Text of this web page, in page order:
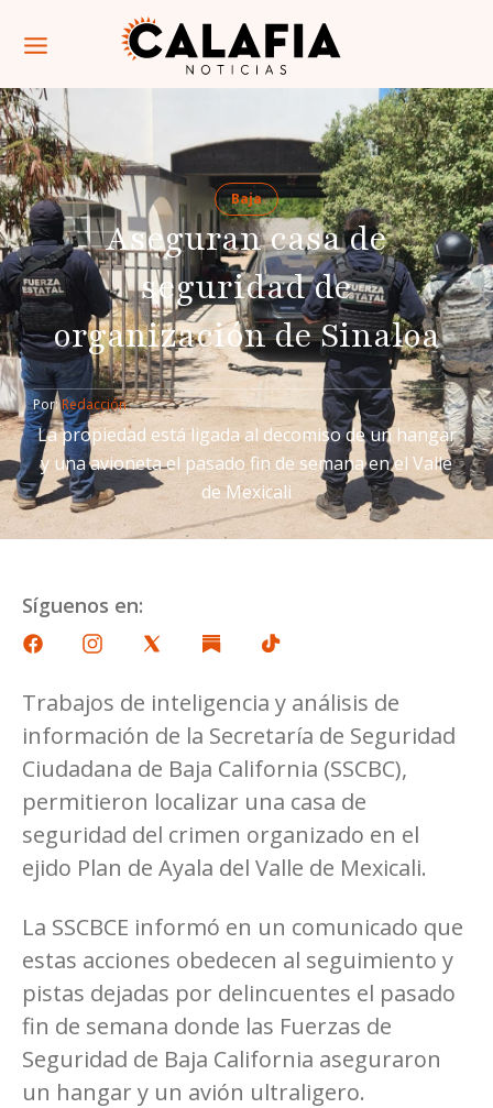
Baja
Aseguran casa de
seguridad de
organización de Sinaloa
Por: Redacción
La propiedad está ligada al decomiso de un hangar
y una avioneta el pasado fin de semana en el Valle
de Mexicali
Síguenos en:
Trabajos de inteligencia y análisis de
información de la Secretaría de Seguridad
Ciudadana de Baja California (SSCBC),
permitieron localizar una casa de
seguridad del crimen organizado en el
ejido Plan de Ayala del Valle de Mexicali.
La SSCBCE informó en un comunicado que
estas acciones obedecen al seguimiento y
pistas dejadas por delincuentes el pasado
fin de semana donde las Fuerzas de
Seguridad de Baja California aseguraron
un hangar y un avión ultraligero.